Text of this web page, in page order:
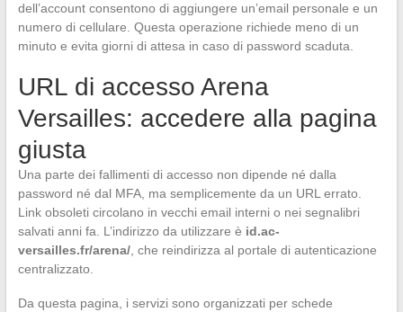
dell’account consentono di aggiungere un’email personale e un
numero di cellulare. Questa operazione richiede meno di un
minuto e evita giorni di attesa in caso di password scaduta.
URL di accesso Arena
Versailles: accedere alla pagina
giusta
Una parte dei fallimenti di accesso non dipende né dalla
password né dal MFA, ma semplicemente da un URL errato.
Link obsoleti circolano in vecchi email interni o nei segnalibri
salvati anni fa. L’indirizzo da utilizzare è id.ac-
versailles.fr/arena/, che reindirizza al portale di autenticazione
centralizzato.
Da questa pagina, i servizi sono organizzati per schede